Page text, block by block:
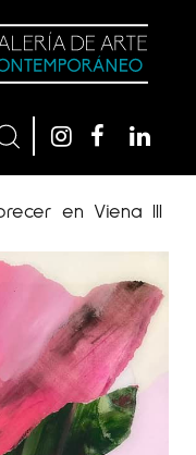
en Viena III